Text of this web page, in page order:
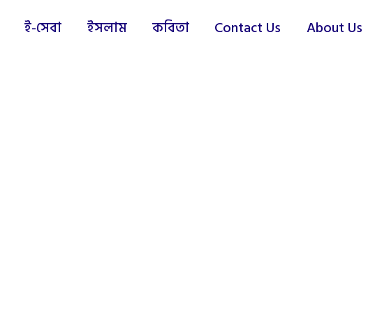
ই-সেবা ইসলাম কবিতা Contact Us About Us